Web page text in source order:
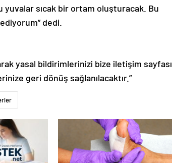
yuvalar sıcak bir ortam oluşturacak. Bu
dedi.
yasal bildirimlerinizi bize iletişim sayfası
geri dönüş sağlanılacaktır.”